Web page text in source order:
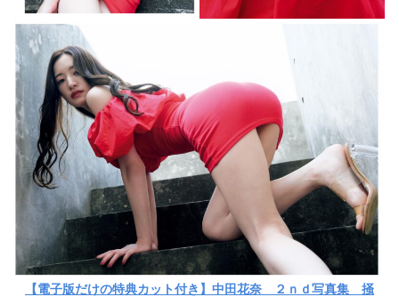
【電子版だけの特典カット付き】中田花奈 ２ｎｄ写真集 掻